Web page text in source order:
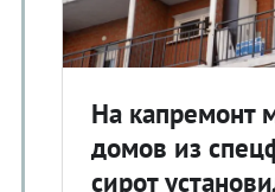
На капремонт
домов из
сирот